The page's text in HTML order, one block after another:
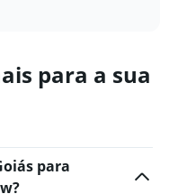
para a sua
para